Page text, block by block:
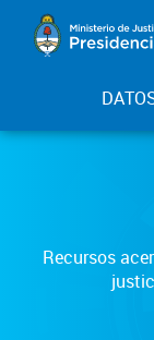
Recursos